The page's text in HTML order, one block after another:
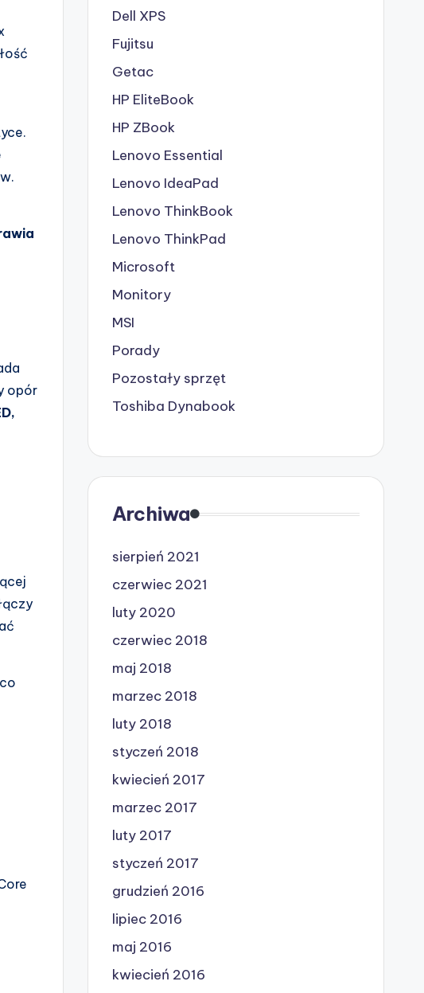
opór
Dell XPS
Fujitsu
Getac
HP EliteBook
HP ZBook
Lenovo Essential
Lenovo IdeaPad
Lenovo ThinkBook
Lenovo ThinkPad
Microsoft
Monitory
MSI
Porady
Pozostały sprzęt
Toshiba Dynabook
Archiwa
sierpień 2021
czerwiec 2021
luty 2020
czerwiec 2018
maj 2018
marzec 2018
luty 2018
styczeń 2018
kwiecień 2017
marzec 2017
luty 2017
styczeń 2017
grudzień 2016
lipiec 2016
maj 2016
kwiecień 2016